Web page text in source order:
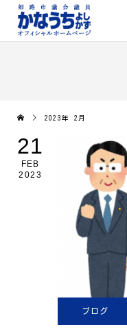
2023年 2月
21
FEB
2023
ブログ